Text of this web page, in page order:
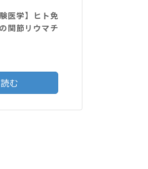
医学】ヒト免
関節リウマチ
む